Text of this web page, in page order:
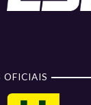
OFICIAIS